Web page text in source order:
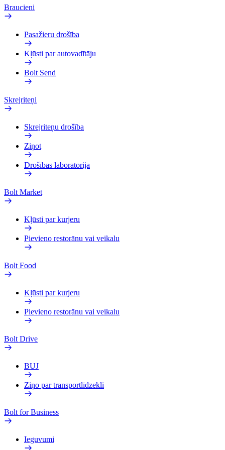
Braucieni
Pasažieru drošība
Kļūsti par autovadītāju
Bolt Send
Skrejriteņi
Skrejriteņu drošība
Ziņot
Drošības laboratorija
Bolt Market
Kļūsti par kurjeru
Pievieno restorānu vai veikalu
Bolt Food
Kļūsti par kurjeru
Pievieno restorānu vai veikalu
Bolt Drive
BUJ
Ziņo par transportlīdzekli
Bolt for Business
Ieguvumi